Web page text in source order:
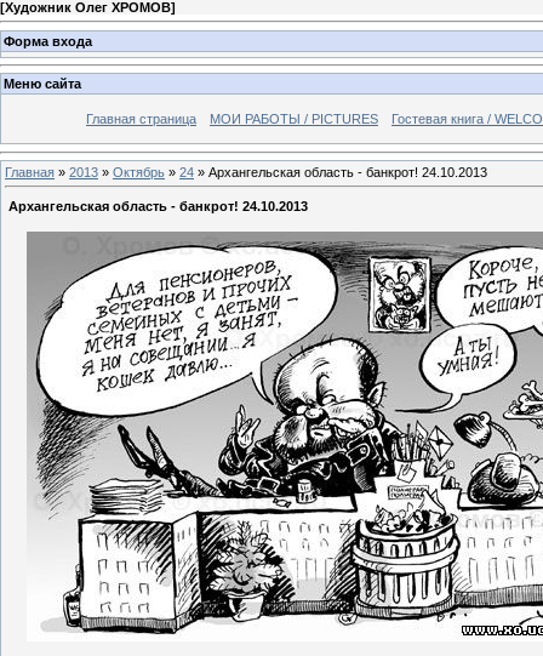
[Художник Олег ХРОМОВ]
Форма входа
Меню сайта
Главная страница МОИ РАБОТЫ / PICTURES Гостевая книга /
Главная » 2013 » Октябрь » 24 » Архангельская область - банкрот! 24.10.2013
Архангельская область - банкрот! 24.10.2013